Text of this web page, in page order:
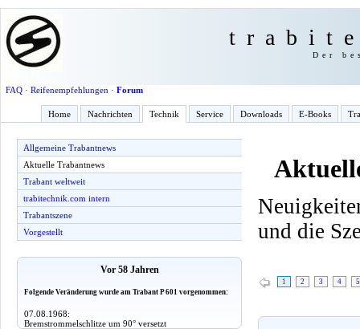
Der
FAQ· Reifenempfehlungen · Forum
Home Nachrichten Technik Service Downloads E-Books
Allgemeine Trabantnews
Aktuelle Trabantnews
Trabant weltweit
trabitechnik.com intern
Trabantszene
Vorgestellt
Vor 58 Jahren
Folgende Veränderung wurde am Trabant P 601 vorgenommen:
07.08.1968:
Bremstrommelschlitze um 90° versetzt
und die
1 2 3 4 5